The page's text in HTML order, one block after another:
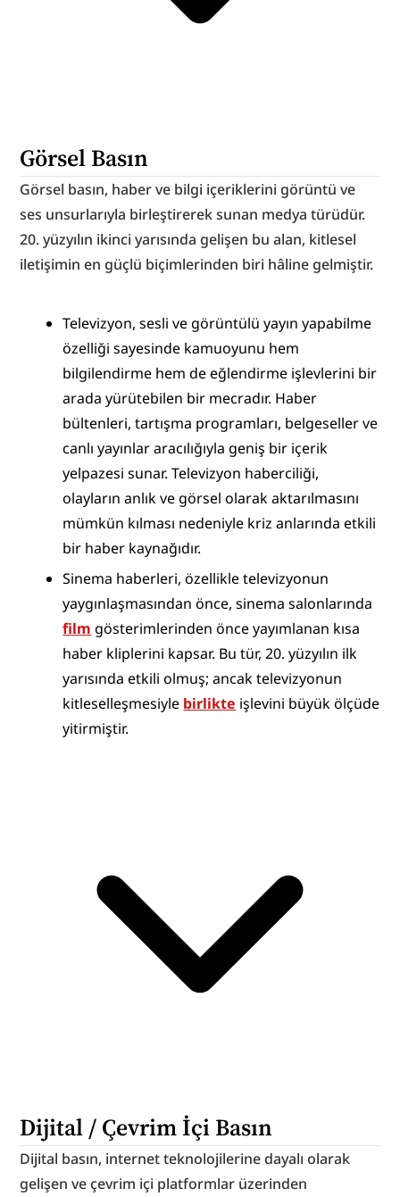
Görsel Basın
Görsel basın, haber ve bilgi içeriklerini görüntü ve
ses unsurlarıyla birleştirerek sunan medya türüdür.
20. yüzyılın ikinci yarısında gelişen bu alan, kitlesel
iletişimin en güçlü biçimlerinden biri hâline gelmiştir.
Televizyon, sesli ve görüntülü yayın yapabilme
özelliği sayesinde kamuoyunu hem
bilgilendirme hem de eğlendirme işlevlerini bir
arada yürütebilen bir mecradır. Haber
bültenleri, tartışma programları, belgeseller ve
canlı yayınlar aracılığıyla geniş bir içerik
yelpazesi sunar. Televizyon haberciliği,
olayların anlık ve görsel olarak aktarılmasını
mümkün kılması nedeniyle kriz anlarında etkili
bir haber kaynağıdır.
Sinema haberleri, özellikle televizyonun
film gösterimlerinden önce yayımlanan kısa
haber kliplerini kapsar. Bu tür, 20. yüzyılın ilk
yarısında etkili olmuş; ancak televizyonun
kitleselleşmesiyle birlikte işlevini büyük ölçüde
yitirmiştir.
Dijital / Çevrim İçi Basın
Dijital basın, internet teknolojilerine dayalı olarak
gelişen ve çevrim içi platformlar üzerinden